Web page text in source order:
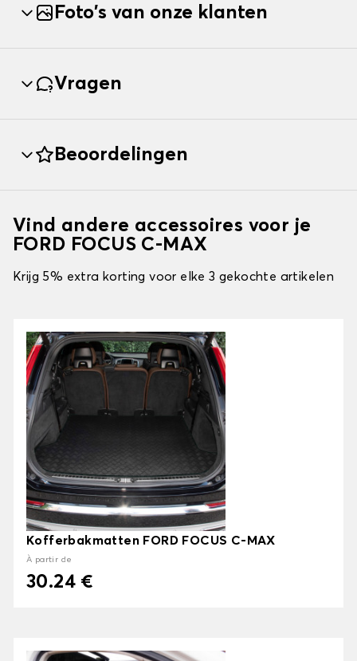
Foto's van onze klanten
Vragen
Beoordelingen
Vind andere accessoires voor je
FORD FOCUS C-MAX
Krijg 5% extra korting voor elke 3 gekochte artikelen
Kofferbakmatten FORD FOCUS C-MAX
À partir de
30.24 €